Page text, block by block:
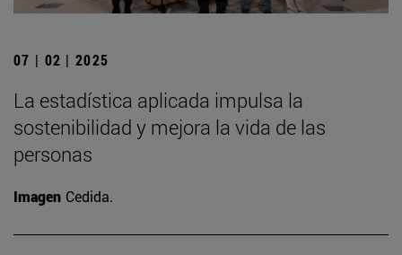
07 | 02 | 2025
La estadística aplicada impulsa la
sostenibilidad y mejora la vida de las
personas
Imagen Cedida.